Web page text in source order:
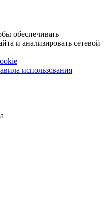
обеспечивать
и анализировать сетевой
использования